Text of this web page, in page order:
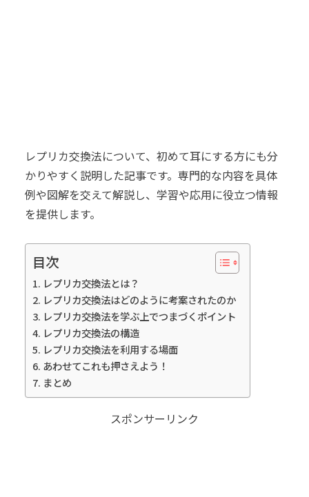
レプリカ交換法について、初めて耳にする方にも分
かりやすく説明した記事です。専門的な内容を具体
例や図解を交えて解説し、学習や応用に役立つ情報
を提供します。
目次
レプリカ交換法とは？
レプリカ交換法はどのように考案されたのか
レプリカ交換法を学ぶ上でつまづくポイント
レプリカ交換法の構造
レプリカ交換法を利用する場面
あわせてこれも押さえよう！
まとめ
スポンサーリンク